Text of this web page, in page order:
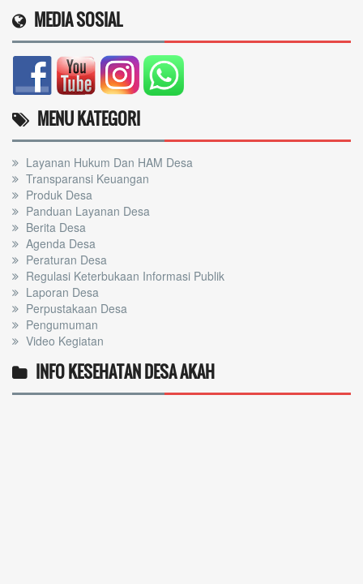
MEDIA SOSIAL
MENU KATEGORI
Layanan Hukum Dan HAM Desa
Transparansi Keuangan
Produk Desa
Panduan Layanan Desa
Berita Desa
Agenda Desa
Peraturan Desa
Regulasi Keterbukaan Informasi Publik
Laporan Desa
Perpustakaan Desa
Pengumuman
Video Kegiatan
INFO KESEHATAN DESA AKAH